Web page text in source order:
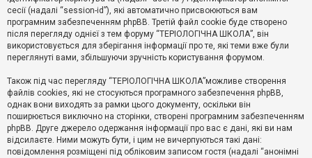
е
з
в
і
д
о
і
д
е
й
А
сесії (надалі “session-id”), які автоматично присвоюються вам
програмним забезпеченням phpBB. Третій файл cookie буде створено
після перегляду однієї з тем форуму “ТЕРІОЛОГІЧНА ШКОЛА”, він
використовується для зберігання інформації про те, які теми вже були
переглянуті вами, збільшуючи зручність користування форумом.
Також під час перегляду “ТЕРІОЛОГІЧНА ШКОЛА”можливе створення
файлів cookies, які не стосуються програмного забезпечення phpBB,
однак вони виходять за рамки цього документу, оскільки він
поширюється виключно на сторінки, створені програмним забезпеченням
phpBB. Друге джерело одержання інформації про вас є дані, які ви нам
відсилаєте. Ними можуть бути, і цим не вичерпуються такі дані:
повідомлення розміщені під обліковим записом гостя (надалі “анонімні